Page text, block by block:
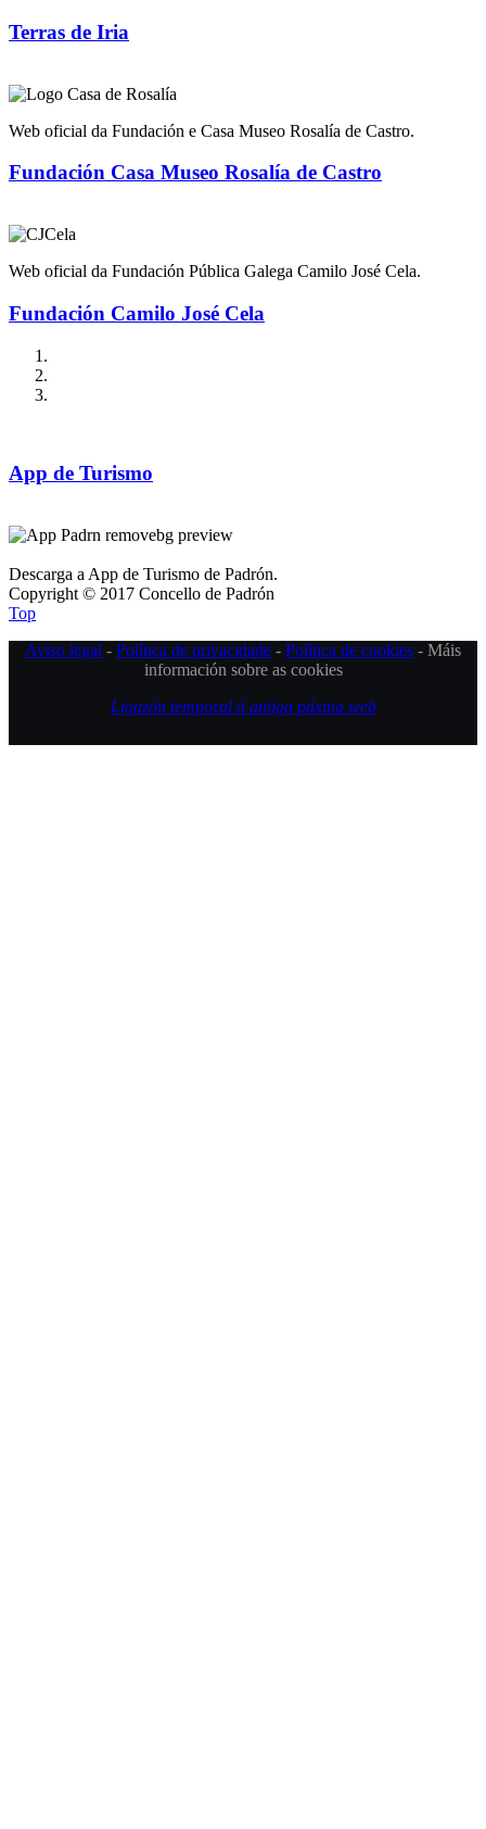
Terras de Iria
Web oficial da Fundación e Casa Museo Rosalía de Castro.
Fundación Casa Museo Rosalía de Castro
Web oficial da Fundación Pública Galega Camilo José Cela.
Fundación Camilo José Cela
App de Turismo
Descarga a App de Turismo de Padrón.
Copyright © 2017 Concello de Padrón
Top
Aviso legal - Política de privacidade - Política de cookies - Máis
información sobre as cookies
Ligazón temporal á antiga páxina web